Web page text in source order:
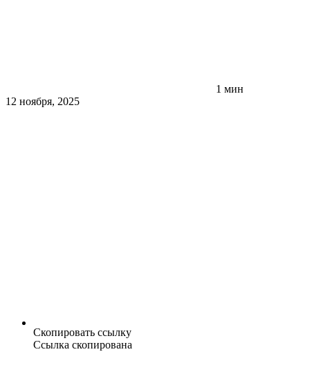
1 мин
12 ноября, 2025
Скопировать ссылку
Ссылка скопирована